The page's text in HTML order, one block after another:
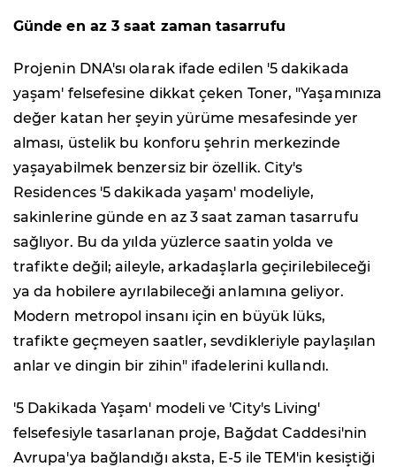
Günde en az 3 saat zaman tasarrufu
Projenin DNA'sı olarak ifade edilen '5 dakikada
yaşam' felsefesine dikkat çeken Toner, "Yaşamınıza
değer katan her şeyin yürüme mesafesinde yer
alması, üstelik bu konforu şehrin merkezinde
yaşayabilmek benzersiz bir özellik. City's
Residences '5 dakikada yaşam' modeliyle,
sakinlerine günde en az 3 saat zaman tasarrufu
sağlıyor. Bu da yılda yüzlerce saatin yolda ve
trafikte değil; aileyle, arkadaşlarla geçirilebileceği
ya da hobilere ayrılabileceği anlamına geliyor.
Modern metropol insanı için en büyük lüks,
trafikte geçmeyen saatler, sevdikleriyle paylaşılan
anlar ve dingin bir zihin" ifadelerini kullandı.
'5 Dakikada Yaşam' modeli ve 'City's Living'
felsefesiyle tasarlanan proje, Bağdat Caddesi'nin
Avrupa'ya bağlandığı aksta, E-5 ile TEM'in kesiştiği